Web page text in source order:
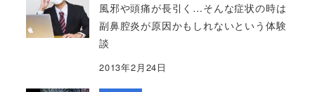
風邪や頭痛が長引く…そんな症状の時は
副鼻腔炎が原因かもしれないという体験
談
2013年2月24日